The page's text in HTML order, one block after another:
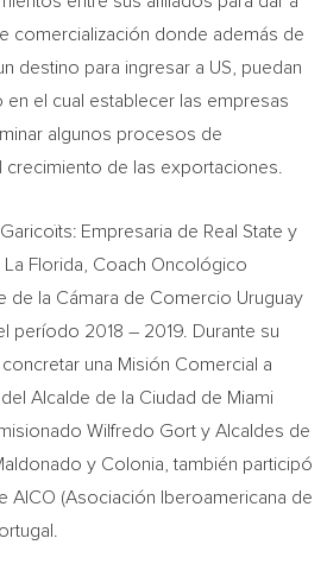
comercialización donde además de
destino para ingresar a US, puedan
el cual establecer las empresas
algunos procesos de
de las exportaciones.
Empresaria de Real State y
La Florida, Coach Oncológico
de la Cámara de Comercio Uruguay
período 2018 – 2019. Durante su
una Misión Comercial a
Alcalde de la Ciudad de Miami
Wilfredo Gort y Alcaldes de
y Colonia, también participó
AICO (Asociación Iberoamericana de